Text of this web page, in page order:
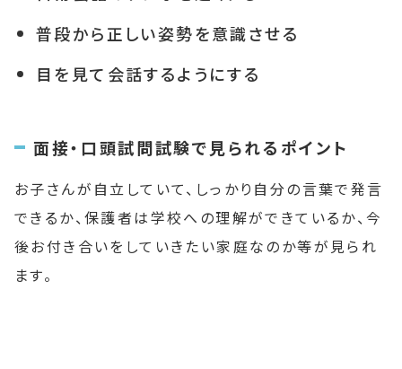
普段から正しい姿勢を意識させる
目を見て会話するようにする
面接・口頭試問試験で見られるポイント
お子さんが自立していて、しっかり自分の言葉で発言
できるか、保護者は学校への理解ができているか、今
後お付き合いをしていきたい家庭なのか等が見られ
ます。